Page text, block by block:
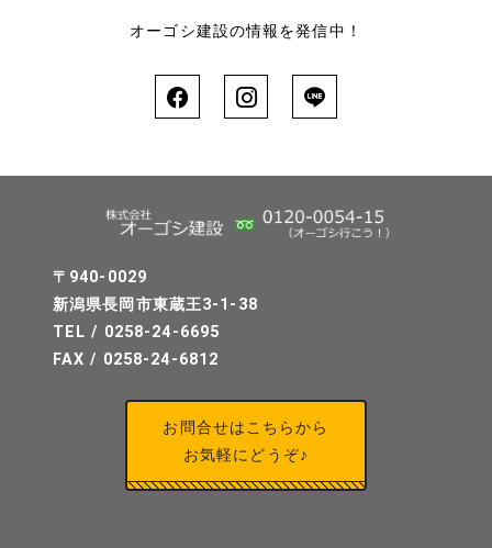
オーゴシ建設の情報を発信中！
〒940-0029
新潟県長岡市東蔵王3-1-38
TEL / 0258-24-6695
FAX / 0258-24-6812
お問合せはこちらから
お気軽にどうぞ♪